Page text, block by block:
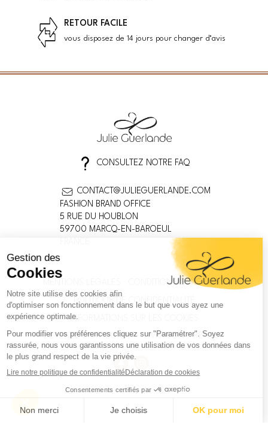
RETOUR FACILE
vous disposez de 14 jours pour changer d’avis
CONDITIONS GÉNÉRALES
POLITIQUE DE CONFIDENTIALITÉ
INFORMATIONS SUR LES COOKIES
DEVENEZ DISTRIBUTEUR LIVRAISON / RETOUR
FacebookInstagram
CONSULTEZ NOTRE FAQ
CONTACT@JULIEGUERLANDE.COM
FASHION BRAND OFFICE
5 RUE DU HOUBLON
59700 MARCQ-EN-BAROEUL